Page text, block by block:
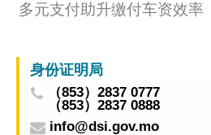
多元支付助升缴付车资效
身份证明局
（853）2837 0777
（853）2837 0888
info@dsi.gov.mo